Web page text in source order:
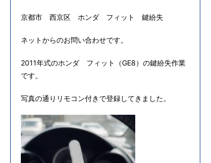
京都市 西京区 ホンダ フィット 鍵紛失
ネットからのお問い合わせです。
2011年式のホンダ フィット（GE8）の鍵紛失作業
です。
写真の通りリモコン付きで登録してきました。